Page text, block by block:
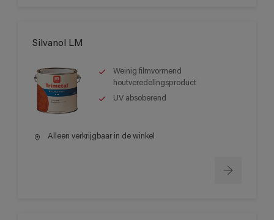
Silvanol LM
Weinig filmvormend
houtveredelingsproduct
UV absoberend
Alleen verkrijgbaar in de winkel